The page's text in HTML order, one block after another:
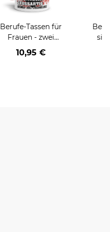
Berufe-Tassen für
Frauen - zwei
Farbvarianten
10,95 €